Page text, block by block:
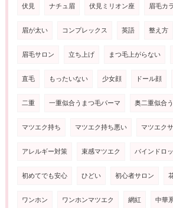
伏見 ナチュ眉 伏見ミリオン座 眉毛カ
眉が太い コンプレックス 英語 整え方
眉毛サロン 立ち上げ まつ毛上がらない
直毛 もったいない 少女顔 ドール顔
二重 一重似合うまつ毛パーマ 奥二重似合
マツエク持ち マツエク持ち悪い マツエク
アレルギー対策 束感マツエク バインドロ
初めてでも安心 ひどい 初心者サロン
ワンホン ワンホンマツエク 網紅 中華